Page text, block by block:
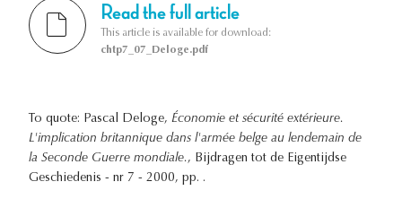
Read the full article
This article is available for download:
chtp7_07_Deloge.pdf
To quote: Pascal Deloge, Économie et sécurité extérieure.
L'implication britannique dans l'armée belge au lendemain de
la Seconde Guerre mondiale., Bijdragen tot de Eigentijdse
Geschiedenis - nr 7 - 2000, pp. .